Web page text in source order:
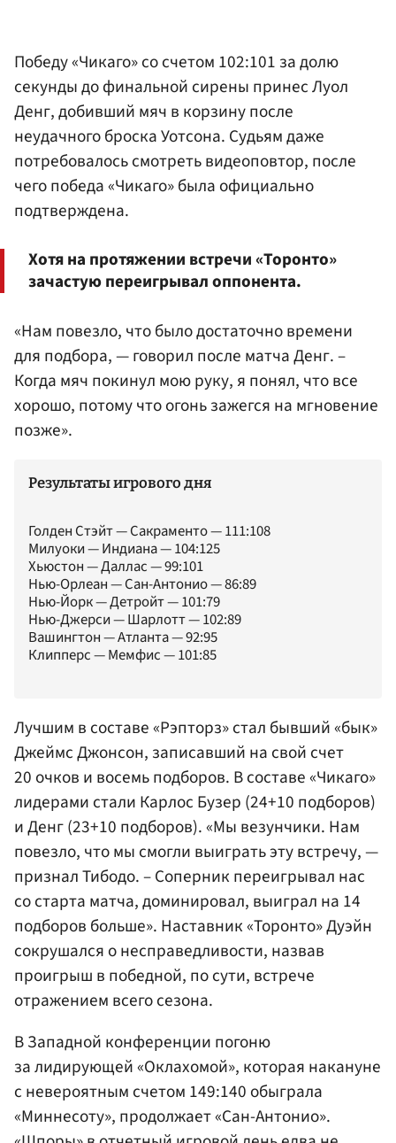
Победу «Чикаго» со счетом 102:101 за долю
секунды до финальной сирены принес Луол
Денг, добивший мяч в корзину после
неудачного броска Уотсона. Судьям даже
потребовалось смотреть видеоповтор, после
чего победа «Чикаго» была официально
подтверждена.
Хотя на протяжении встречи «Торонто»
зачастую переигрывал оппонента.
«Нам повезло, что было достаточно времени
для подбора, — говорил после матча Денг. –
Когда мяч покинул мою руку, я понял, что все
хорошо, потому что огонь зажегся на мгновение
позже».
Результаты игрового дня
Голден Стэйт — Сакраменто — 111:108
Милуоки — Индиана — 104:125
Хьюстон — Даллас — 99:101
Нью-Орлеан — Сан-Антонио — 86:89
Нью-Йорк — Детройт — 101:79
Нью-Джерси — Шарлотт — 102:89
Вашингтон — Атланта — 92:95
Клипперс — Мемфис — 101:85
Лучшим в составе «Рэпторз» стал бывший «бык»
Джеймс Джонсон, записавший на свой счет
20 очков и восемь подборов. В составе «Чикаго»
лидерами стали Карлос Бузер (24+10 подборов)
и Денг (23+10 подборов). «Мы везунчики. Нам
повезло, что мы смогли выиграть эту встречу, —
признал Тибодо. – Соперник переигрывал нас
со старта матча, доминировал, выиграл на 14
подборов больше». Наставник «Торонто» Дуэйн
сокрушался о несправедливости, назвав
проигрыш в победной, по сути, встрече
отражением всего сезона.
В Западной конференции погоню
за лидирующей «Оклахомой», которая накануне
с невероятным счетом 149:140 обыграла
«Миннесоту», продолжает «Сан-Антонио».